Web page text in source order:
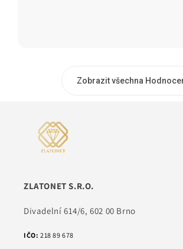
Zobrazit všechna
ZLATONET S.R.O.
Divadelní 614/6, 602 00 Brno
IČO: 218 89 678